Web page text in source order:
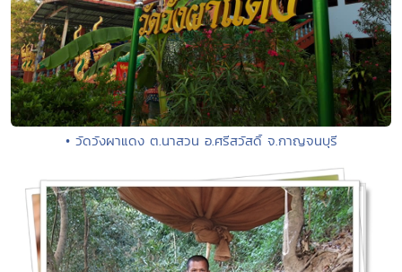
• วัดวังผาแดง ต.นาสวน อ.ศรีสวัสดิ์ จ.กาญจนบุรี